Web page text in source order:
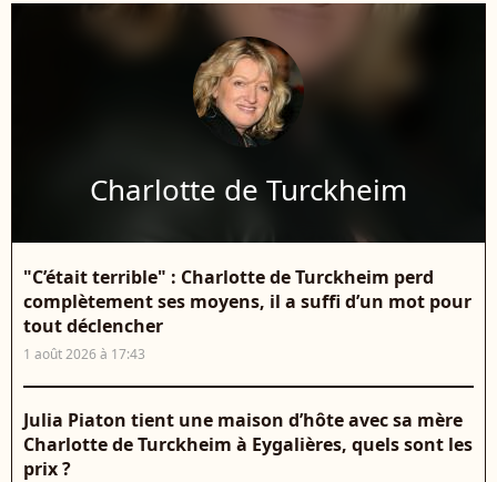
Charlotte de Turckheim
"C’était terrible" : Charlotte de Turckheim perd
complètement ses moyens, il a suffi d’un mot pour
tout déclencher
1 août 2026 à 17:43
Julia Piaton tient une maison d’hôte avec sa mère
Charlotte de Turckheim à Eygalières, quels sont les
prix ?